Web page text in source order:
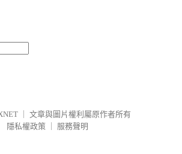
文章與圖片權利屬原作者所有
隱私權政策
服務聲明